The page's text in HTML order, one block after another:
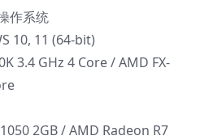
作系统
10, 11 (64-bit)
3.4 GHz 4 Core / AMD FX-
2GB / AMD Radeon R7